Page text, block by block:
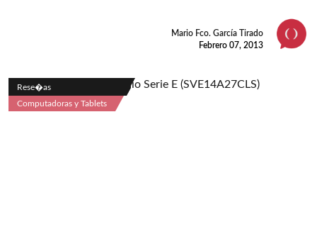
Mario Fco. García Tirado
Febrero 07, 2013
Rese�as
Computadoras y Tablets